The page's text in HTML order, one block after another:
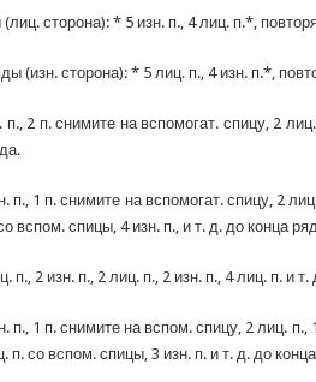
сторона): * 5 изн. п., 4 лиц. п.*,
(изн. сторона): * 5 лиц. п., 4 изн. п.*,
п., 2 п. снимите на вспомогат. спицу, 2
п., 1 п. снимите на вспомогат. спицу, 2
вспом. спицы, 4 изн. п., и т. д. до конца
п., 2 изн. п., 2 лиц. п., 2 изн. п., 4 лиц. п. и
п., 1 п. снимите на вспом. спицу, 2 лиц.
п. со вспом. спицы, 3 изн. п. и т. д. до